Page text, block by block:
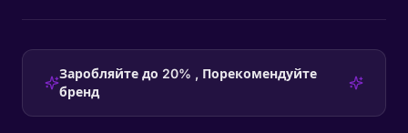
Заробляйте до 20% , Порекомендуйте
бренд